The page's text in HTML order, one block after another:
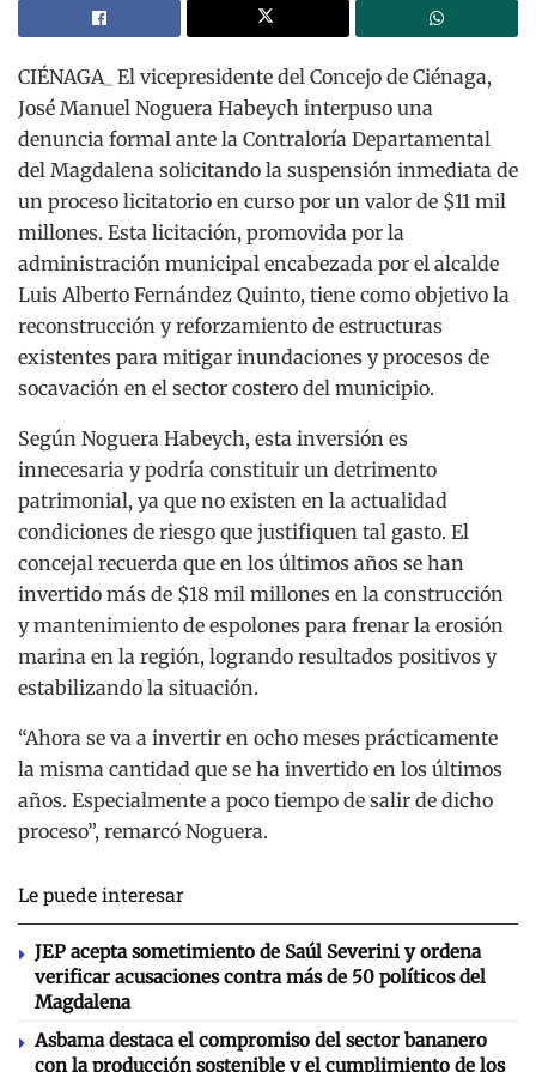
CIÉNAGA_ El vicepresidente del Concejo de Ciénaga,
José Manuel Noguera Habeych interpuso una
denuncia formal ante la Contraloría Departamental
del Magdalena solicitando la suspensión inmediata de
un proceso licitatorio en curso por un valor de $11 mil
millones. Esta licitación, promovida por la
administración municipal encabezada por el alcalde
Luis Alberto Fernández Quinto, tiene como objetivo la
reconstrucción y reforzamiento de estructuras
existentes para mitigar inundaciones y procesos de
socavación en el sector costero del municipio.
Según Noguera Habeych, esta inversión es
innecesaria y podría constituir un detrimento
patrimonial, ya que no existen en la actualidad
condiciones de riesgo que justifiquen tal gasto. El
concejal recuerda que en los últimos años se han
invertido más de $18 mil millones en la construcción
y mantenimiento de espolones para frenar la erosión
marina en la región, logrando resultados positivos y
estabilizando la situación.
“Ahora se va a invertir en ocho meses prácticamente
la misma cantidad que se ha invertido en los últimos
años. Especialmente a poco tiempo de salir de dicho
proceso”, remarcó Noguera.
Le puede interesar
JEP acepta sometimiento de Saúl Severini y ordena
verificar acusaciones contra más de 50 políticos del
Magdalena
Asbama destaca el compromiso del sector bananero
con la producción sostenible y el cumplimiento de los